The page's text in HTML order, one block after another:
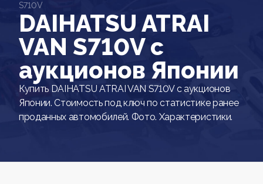
S710V
DAIHATSU ATRAI
VAN S710V c
аукционов Японии
Купить DAIHATSU ATRAI VAN S710V с аукционов
Японии. Стоимость под ключ по статистике ранее
проданных автомобилей. Фото. Характеристики.